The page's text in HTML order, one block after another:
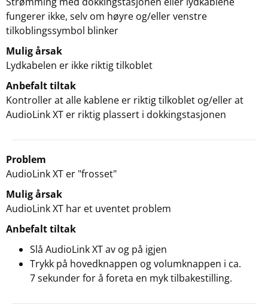
fungerer ikke, selv om høyre og/eller venstre
tilkoblingssymbol blinker
Mulig årsak
Lydkabelen er ikke riktig tilkoblet
Anbefalt tiltak
Kontroller at alle kablene er riktig tilkoblet og/eller at
AudioLink XT er riktig plassert i dokkingstasjonen
Problem
AudioLink XT er "frosset"
Mulig årsak
AudioLink XT har et uventet problem
Anbefalt tiltak
Slå AudioLink XT av og på igjen
Trykk på hovedknappen og volumknappen i ca.
7 sekunder for å foreta en myk tilbakestilling.